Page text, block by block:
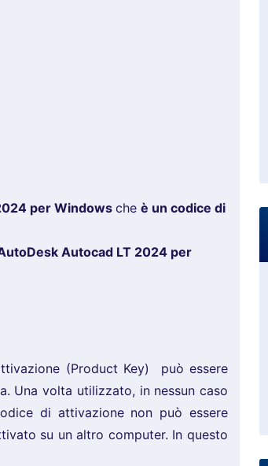
per Windowsche è un codice di
Autocad LT 2024 per
(Product Key) può essere
Una volta utilizzato, in nessun caso
di attivazione non può essere
su un altro computer. In questo